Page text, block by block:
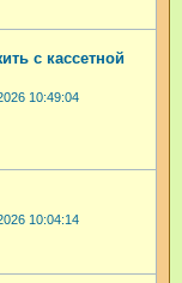
с кассетной
10:49:04
10:04:14